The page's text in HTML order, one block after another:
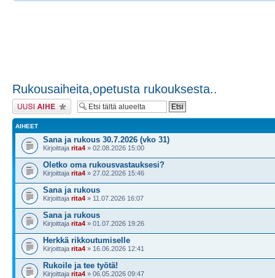
Rukousaiheita,opetusta rukouksesta..
Lähetä uusi viesti
AIHEET
Sana ja rukous 30.7.2026 (vko 31)
Kirjoittaja rita4 » 02.08.2026 15:00
Oletko oma rukousvastauksesi?
Kirjoittaja rita4 » 27.02.2026 15:46
Sana ja rukous
Kirjoittaja rita4 » 11.07.2026 16:07
Sana ja rukous
Kirjoittaja rita4 » 01.07.2026 19:26
Herkkä rikkoutumiselle
Kirjoittaja rita4 » 16.06.2026 12:41
Rukoile ja tee työtä!
Kirjoittaja rita4 » 06.05.2026 09:47